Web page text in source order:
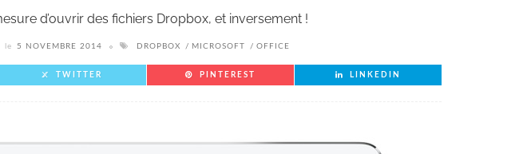
d’ouvrir des fichiers Dropbox, et inversement !
le 5 NOVEMBRE 2014 DROPBOX MICROSOFT OFFICE
TWITTER PINTEREST LINKEDIN